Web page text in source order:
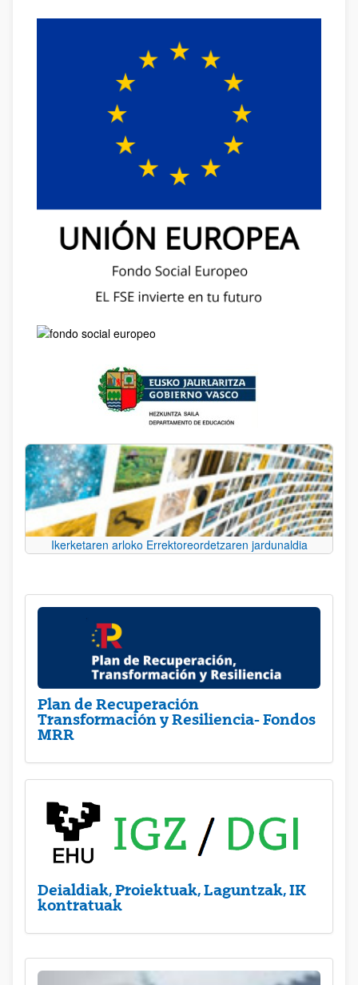
Ikerketaren arloko Errektoreordetzaren jardunaldia
Plan de Recuperación
Transformación y Resiliencia- Fondos
MRR
Deialdiak, Proiektuak, Laguntzak, IK
kontratuak